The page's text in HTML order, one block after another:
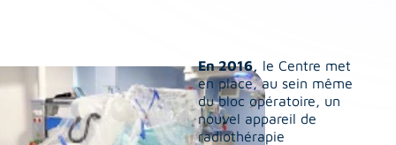
En 2016, le Centre met
en place, au sein même
du bloc opératoire, un
nouvel appareil de
radiothérapie